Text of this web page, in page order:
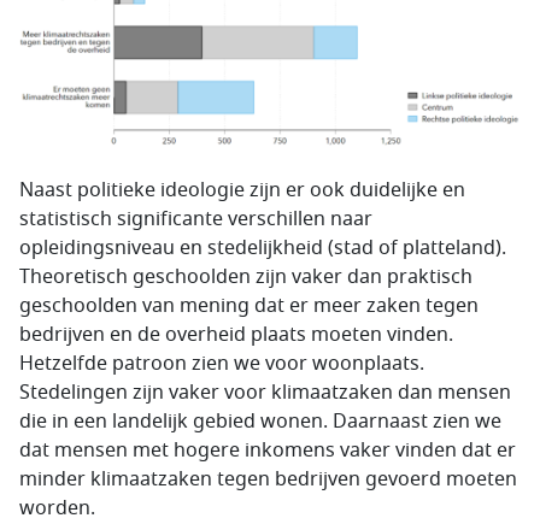
Naast politieke ideologie zijn er ook duidelijke en
statistisch significante verschillen naar
opleidingsniveau en stedelijkheid (stad of platteland).
Theoretisch geschoolden zijn vaker dan praktisch
geschoolden van mening dat er meer zaken tegen
bedrijven en de overheid plaats moeten vinden.
Hetzelfde patroon zien we voor woonplaats.
Stedelingen zijn vaker voor klimaatzaken dan mensen
die in een landelijk gebied wonen. Daarnaast zien we
dat mensen met hogere inkomens vaker vinden dat er
minder klimaatzaken tegen bedrijven gevoerd moeten
worden.